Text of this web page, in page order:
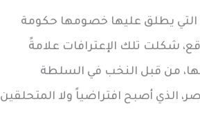
التي يطلق عليها خصومها حكومة
شكلت تلك الإعترافات علامةً
من قبل النخب في السلطة
الذي أصبح افتراضياً ولا المتحلقين